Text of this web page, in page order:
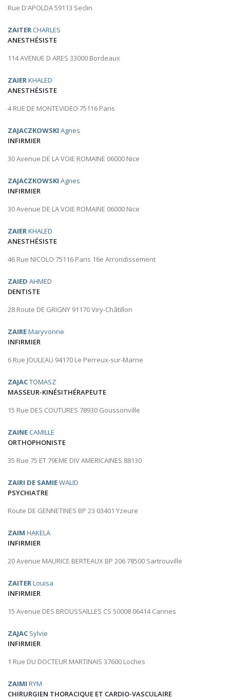
Rue D'APOLDA 59113 Seclin
ZAITER CHARLES
ANESTHÉSISTE
114 AVENUE D ARES 33000 Bordeaux
ZAIERKHALED
ANESTHÉSISTE
4 RUE DE MONTEVIDEO 75116 Paris
ZAJACZKOWSKI Agnes
INFIRMIER
30 Avenue DE LA VOIE ROMAINE 06000 Nice
ZAJACZKOWSKI Agnes
INFIRMIER
30 Avenue DE LA VOIE ROMAINE 06000 Nice
ZAIERKHALED
ANESTHÉSISTE
46 Rue NICOLO 75116 Paris 16e Arrondissement
ZAIED AHMED
DENTISTE
28 Route DE GRIGNY 91170 Viry-Châtillon
ZAIREMaryvonne
INFIRMIER
6 Rue JOULEAU 94170 Le Perreux-sur-Marne
ZAJACTOMASZ
MASSEUR-KINÉSITHÉRAPEUTE
15 Rue DES COUTURES 78930 Goussonville
ZAINE CAMILLE
ORTHOPHONISTE
35 Rue 75 ET 79EME DIV AMERICAINES 88130
ZAIRI DE SAMIEWALID
PSYCHIATRE
Route DE GENNETINES BP 23 03401 Yzeure
ZAIM HAKELA
INFIRMIER
20 Avenue MAURICE BERTEAUX BP 206 78500 Sartrouville
ZAITERLouisa
INFIRMIER
15 Avenue DES BROUSSAILLES CS 50008 06414 Cannes
ZAJAC Sylvie
INFIRMIER
1 Rue DU DOCTEUR MARTINAIS 37600 Loches
ZAIMI RYM
CHIRURGIEN THORACIQUE ET CARDIO-VASCULAIRE